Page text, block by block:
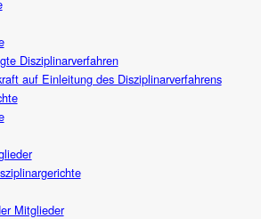
Disziplinarverfahren
auf Einleitung des Disziplinarverfahrens
Mitglieder